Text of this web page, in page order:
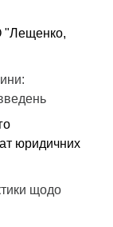
"Лещенко,
юридичних
щодо